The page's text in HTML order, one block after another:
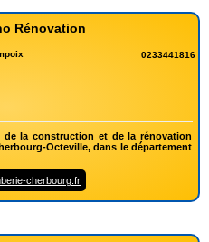
Rénovation
0233441816
de la construction et de la rénovation
Octeville, dans le département
cherbourg.fr